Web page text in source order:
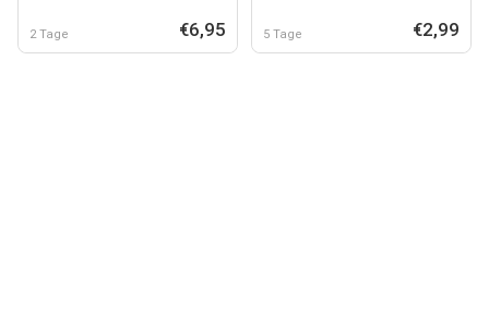
2 Tage €6,95 5 Tage €2,99